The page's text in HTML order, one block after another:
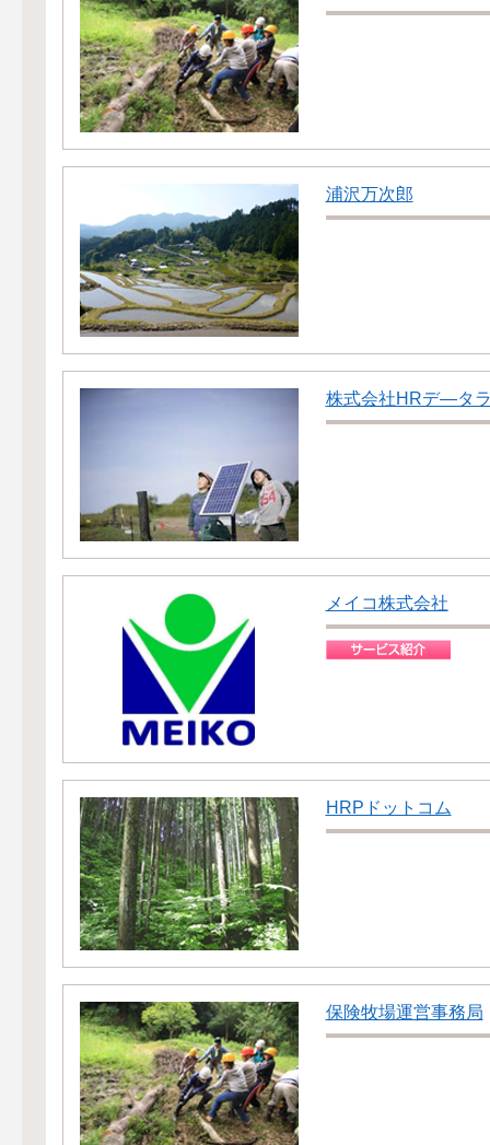
浦沢万次郎
株式会社HRデ―タ
メイコ株式会社
HRPドットコム
保険牧場運営事務局